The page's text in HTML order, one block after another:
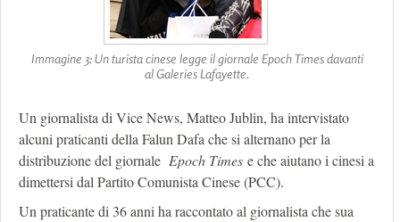
Immagine 3: Un turista cinese legge il giornale Epoch Times davanti
al Galeries Lafayette.
Un giornalista di Vice News, Matteo Jublin, ha intervistato
alcuni praticanti della Falun Dafa che si alternano per la
distribuzione del giornale Epoch Times e che aiutano i cinesi a
dimettersi dal Partito Comunista Cinese (PCC).
Un praticante di 36 anni ha raccontato al giornalista che sua